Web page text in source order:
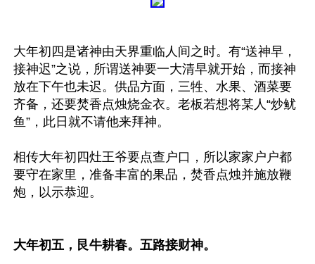
大年初四是诸神由天界重临人间之时。有“送神早，
接神迟”之说，所谓送神要一大清早就开始，而接神
放在下午也未迟。供品方面，三牲、水果、酒菜要
齐备，还要焚香点烛烧金衣。老板若想将某人“炒鱿
鱼”，此日就不请他来拜神。
相传大年初四灶王爷要点查户口，所以家家户户都
要守在家里，准备丰富的果品，焚香点烛并施放鞭
炮，以示恭迎。
大年初五，艮牛耕春。五路接财神。